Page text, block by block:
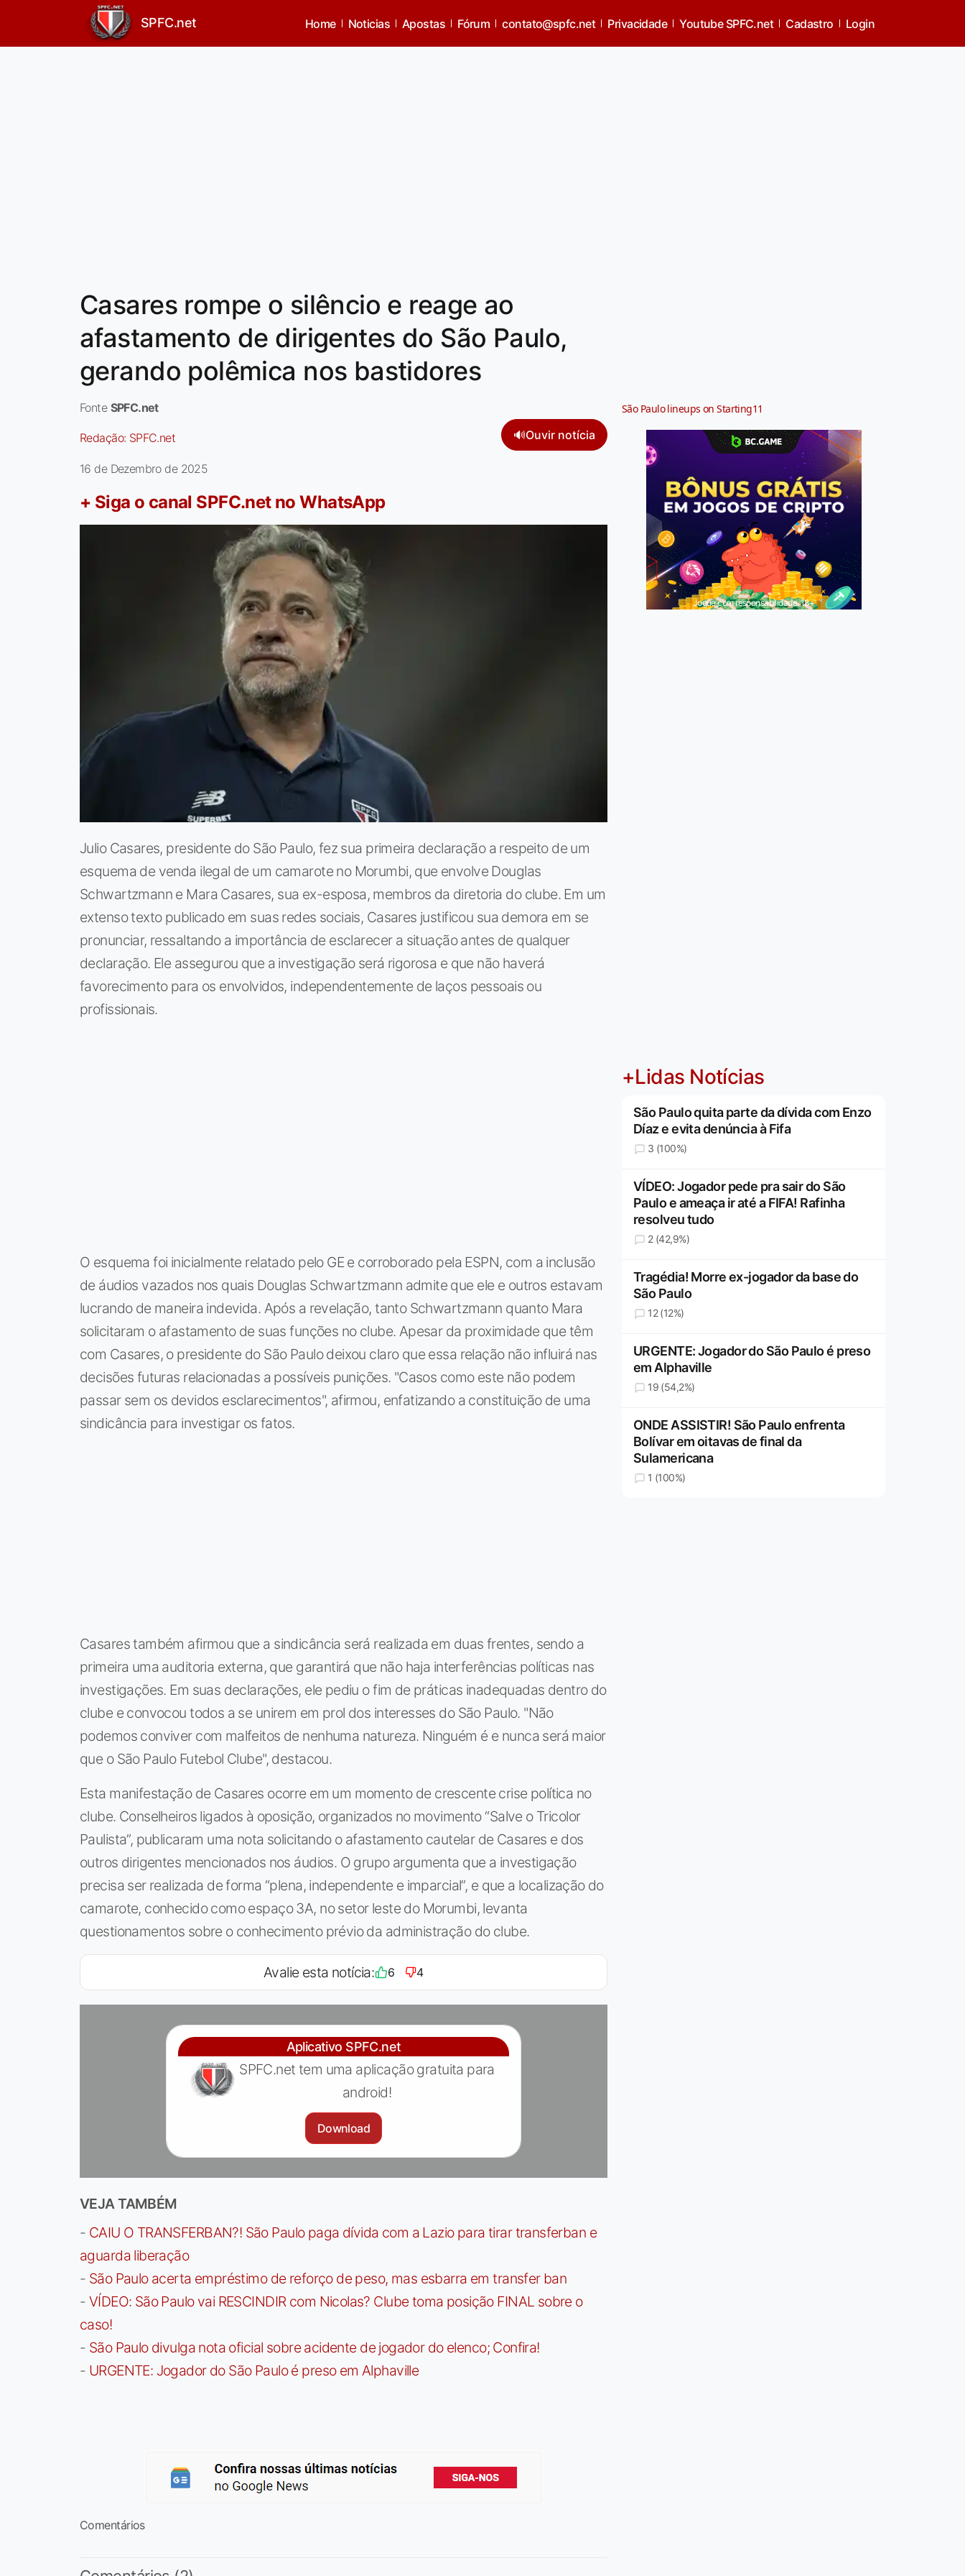
SPFC.net Home Noticias Apostas Fórum contato@spfc.net Privacidade Youtube SPFC.net Cadastro Login
Casares rompe o silêncio e reage ao
afastamento de dirigentes do São Paulo,
gerando polêmica nos bastidores
Fonte SPFC.net
Redação: SPFC.net 🔊Ouvir notícia
16 de Dezembro de 2025
+ Siga o canal SPFC.net no WhatsApp
Julio Casares, presidente do São Paulo, fez sua primeira declaração a respeito de um
esquema de venda ilegal de um camarote no Morumbi, que envolve Douglas
Schwartzmann e Mara Casares, sua ex-esposa, membros da diretoria do clube. Em um
extenso texto publicado em suas redes sociais, Casares justificou sua demora em se
pronunciar, ressaltando a importância de esclarecer a situação antes de qualquer
declaração. Ele assegurou que a investigação será rigorosa e que não haverá
favorecimento para os envolvidos, independentemente de laços pessoais ou
profissionais.
O esquema foi inicialmente relatado pelo GE e corroborado pela ESPN, com a inclusão
de áudios vazados nos quais Douglas Schwartzmann admite que ele e outros estavam
lucrando de maneira indevida. Após a revelação, tanto Schwartzmann quanto Mara
solicitaram o afastamento de suas funções no clube. Apesar da proximidade que têm
com Casares, o presidente do São Paulo deixou claro que essa relação não influirá nas
decisões futuras relacionadas a possíveis punições. "Casos como este não podem
passar sem os devidos esclarecimentos", afirmou, enfatizando a constituição de uma
sindicância para investigar os fatos.
Casares também afirmou que a sindicância será realizada em duas frentes, sendo a
primeira uma auditoria externa, que garantirá que não haja interferências políticas nas
investigações. Em suas declarações, ele pediu o fim de práticas inadequadas dentro do
clube e convocou todos a se unirem em prol dos interesses do São Paulo. "Não
podemos conviver com malfeitos de nenhuma natureza. Ninguém é e nunca será maior
que o São Paulo Futebol Clube", destacou.
Esta manifestação de Casares ocorre em um momento de crescente crise política no
clube. Conselheiros ligados à oposição, organizados no movimento “Salve o Tricolor
Paulista”, publicaram uma nota solicitando o afastamento cautelar de Casares e dos
outros dirigentes mencionados nos áudios. O grupo argumenta que a investigação
precisa ser realizada de forma “plena, independente e imparcial”, e que a localização do
camarote, conhecido como espaço 3A, no setor leste do Morumbi, levanta
questionamentos sobre o conhecimento prévio da administração do clube.
Avalie esta notícia: 6 4
Aplicativo SPFC.net
SPFC.net tem uma aplicação gratuita para
android!
Download
VEJA TAMBÉM
- CAIU O TRANSFERBAN?! São Paulo paga dívida com a Lazio para tirar transferban e
aguarda liberação
- São Paulo acerta empréstimo de reforço de peso, mas esbarra em transfer ban
- VÍDEO: São Paulo vai RESCINDIR com Nicolas? Clube toma posição FINAL sobre o
caso!
- São Paulo divulga nota oficial sobre acidente de jogador do elenco; Confira!
- URGENTE: Jogador do São Paulo é preso em Alphaville
Comentários
São Paulo lineups on Starting11
Jogue com responsabilidade. 18+
+Lidas Notícias
São Paulo quita parte da dívida com Enzo
Díaz e evita denúncia à Fifa
3 (100%)
VÍDEO: Jogador pede pra sair do São
Paulo e ameaça ir até a FIFA! Rafinha
resolveu tudo
2 (42,9%)
Tragédia! Morre ex-jogador da base do
São Paulo
12 (12%)
URGENTE: Jogador do São Paulo é preso
em Alphaville
19 (54,2%)
ONDE ASSISTIR! São Paulo enfrenta
Bolívar em oitavas de final da
Sulamericana
1 (100%)